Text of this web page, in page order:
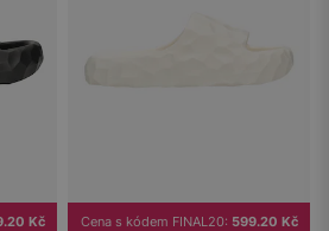
Kč Cena s kódem FINAL20: 599.20 Kč